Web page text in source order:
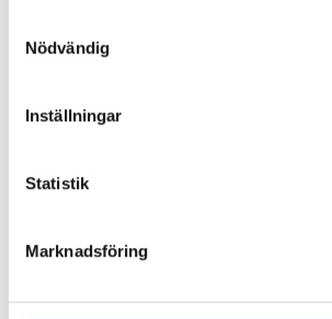
Nödvändig
Inställningar
Statistik
Marknadsföring